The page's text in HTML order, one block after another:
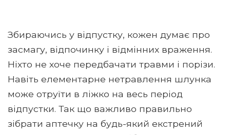
Збираючись у відпустку, кожен думає про
засмагу, відпочинку і відмінних враження.
Ніхто не хоче передбачати травми і порізи.
Навіть елементарне нетравлення шлунка
може отруїти в ліжко на весь період
відпустки. Так що важливо правильно
зібрати аптечку на будь-який екстрений